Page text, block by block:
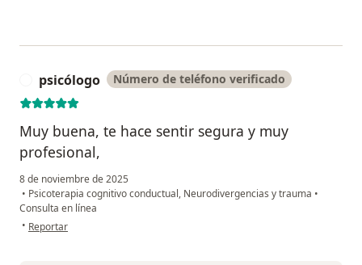
psicólogo Número de teléfono verificado
Muy buena, te hace sentir segura y muy
profesional,
8 de noviembre de 2025
• Psicoterapia cognitivo conductual, Neurodivergencias y trauma •
Consulta en línea
• en opinión del usuario psicólogo
Reportar